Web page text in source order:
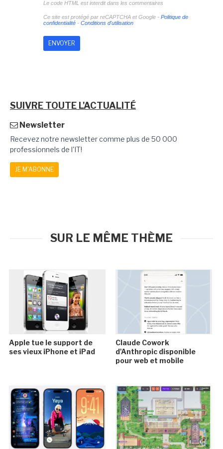
Le code HTML est interdit dans les commentaires
Ce site est protégé par reCAPTCHA et Google - Politique de
confidentialité- Conditions d'utilisation
SUIVRE TOUTE L'ACTUALITÉ
Newsletter
Recevez notre newsletter comme plus de 50 000
professionnels de l'IT!
JE M'ABONNE
SUR LE MÊME THÈME
Apple tue le support de
ses vieux iPhone et iPad
Claude Cowork
d'Anthropic disponible
pour web et mobile